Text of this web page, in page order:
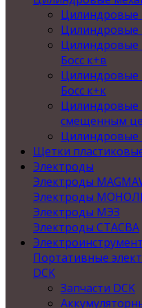
Цилиндровые
Цилиндровые
Босс к+в
Цилиндровые
Босс к+к
Цилиндровые
смещенным
Щетки
Электроды
Электроды
Электроды
Электроды МЭЗ
Электроды СТАСВА
Электроинструмент
Портативные
DCK
Запчасти DCK